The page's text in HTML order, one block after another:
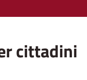
cittadini